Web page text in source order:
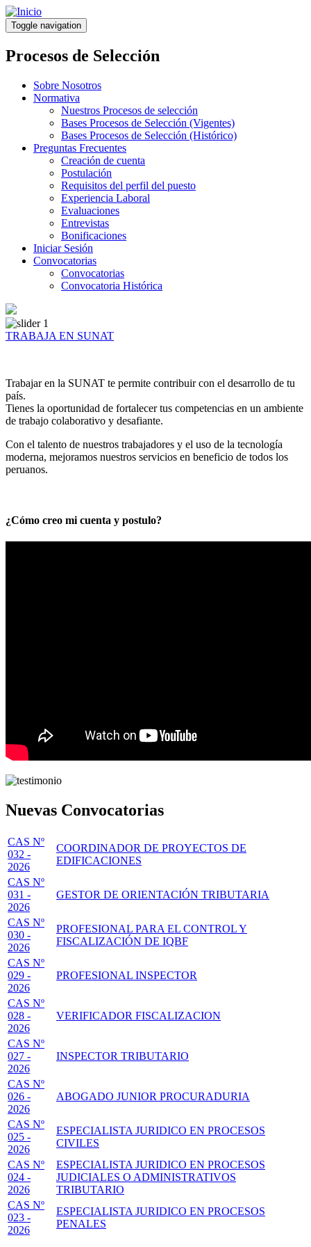
Pasar
al
contenido
principal
Toggle navigation
Procesos de Selección
Sobre Nosotros
Normativa
Nuestros Procesos de selección
Bases Procesos de Selección (Vigentes)
Bases Procesos de Selección (Histórico)
Preguntas Frecuentes
Creación de cuenta
Postulación
Requisitos del perfil del puesto
Experiencia Laboral
Evaluaciones
Entrevistas
Bonificaciones
Iniciar Sesión
Convocatorias
Convocatorias
Convocatoria Histórica
TRABAJA EN SUNAT
Trabajar en la SUNAT te permite contribuir con el desarrollo de tu
país.
Tienes la oportunidad de fortalecer tus competencias en un ambiente
de trabajo colaborativo y desafiante.
Con el talento de nuestros trabajadores y el uso de la tecnología
moderna, mejoramos nuestros servicios en beneficio de todos los
peruanos.
¿Cómo creo mi cuenta y postulo?
Nuevas Convocatorias
CAS Nº
032 -
2026
COORDINADOR DE PROYECTOS DE
EDIFICACIONES
CAS Nº
031 -
2026
GESTOR DE ORIENTACIÓN TRIBUTARIA
CAS Nº
030 -
2026
PROFESIONAL PARA EL CONTROL Y
FISCALIZACIÓN DE IQBF
CAS Nº
029 -
2026
PROFESIONAL INSPECTOR
CAS Nº
028 -
2026
VERIFICADOR FISCALIZACION
CAS Nº
027 -
2026
INSPECTOR TRIBUTARIO
CAS Nº
026 -
2026
ABOGADO JUNIOR PROCURADURIA
CAS Nº
025 -
2026
ESPECIALISTA JURIDICO EN PROCESOS
CIVILES
CAS Nº
024 -
2026
ESPECIALISTA JURIDICO EN PROCESOS
JUDICIALES O ADMINISTRATIVOS
TRIBUTARIO
CAS Nº
023 -
2026
ESPECIALISTA JURIDICO EN PROCESOS
PENALES